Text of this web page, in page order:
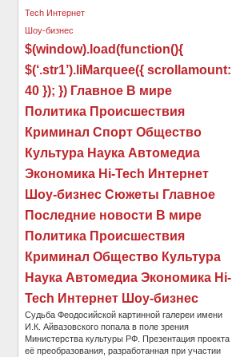
$(window).load(function(){
$(‘.str1’).liMarquee({ scrollamount:
40 }); }) Главное В мире
Политика Происшествия
Криминал Спорт Общество
Культура Наука Автомедиа
Экономика Hi-Tech Интернет
Шоу-бизнес Сюжеты Главное
Последние новости В мире
Политика Происшествия
Криминал Общество Культура
Наука Автомедиа Экономика Hi-
Tech Интернет Шоу-бизнес
Судьба Феодосийской картинной галереи имени
И.К. Айвазовского попала в поле зрения
Министерства культуры РФ. Презентация проекта
её преобразования, разработанная при участии